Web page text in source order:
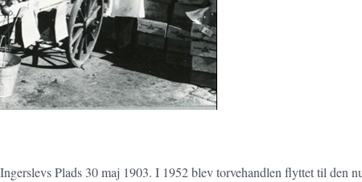
Plads 30 maj 1903. I 1952 blev torvehandlen flyttet til den